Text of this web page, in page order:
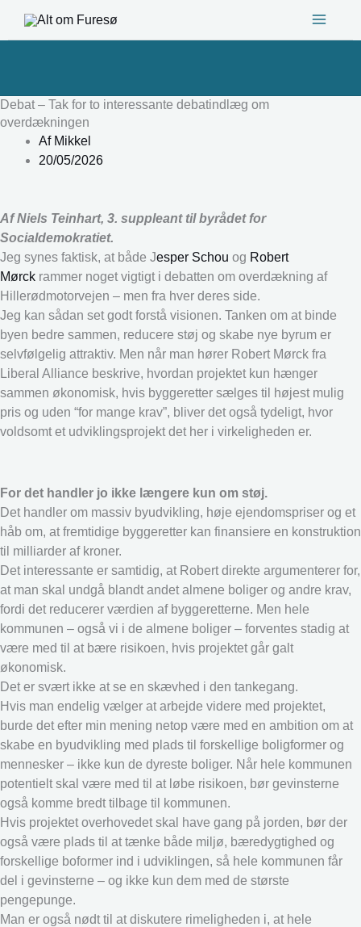
Debat – Tak for to interessante debatindlæg om
overdækningen
AfMikkel
20/05/2026
Af Niels Teinhart, 3. suppleant til byrådet for
Socialdemokratiet.
Jeg synes faktisk, at både Jesper Schou og Robert
Mørck rammer noget vigtigt i debatten om overdækning af
Hillerødmotorvejen – men fra hver deres side.
Jeg kan sådan set godt forstå visionen. Tanken om at binde
byen bedre sammen, reducere støj og skabe nye byrum er
selvfølgelig attraktiv. Men når man hører Robert Mørck fra
Liberal Alliance beskrive, hvordan projektet kun hænger
sammen økonomisk, hvis byggeretter sælges til højest mulig
pris og uden “for mange krav”, bliver det også tydeligt, hvor
voldsomt et udviklingsprojekt det her i virkeligheden er.
For det handler jo ikke længere kun om støj.
Det handler om massiv byudvikling, høje ejendomspriser og et
håb om, at fremtidige byggeretter kan finansiere en konstruktion
til milliarder af kroner.
Det interessante er samtidig, at Robert direkte argumenterer for,
at man skal undgå blandt andet almene boliger og andre krav,
fordi det reducerer værdien af byggeretterne. Men hele
kommunen – også vi i de almene boliger – forventes stadig at
være med til at bære risikoen, hvis projektet går galt
økonomisk.
Det er svært ikke at se en skævhed i den tankegang.
Hvis man endelig vælger at arbejde videre med projektet,
burde det efter min mening netop være med en ambition om at
skabe en byudvikling med plads til forskellige boligformer og
mennesker – ikke kun de dyreste boliger. Når hele kommunen
potentielt skal være med til at løbe risikoen, bør gevinsterne
også komme bredt tilbage til kommunen.
Hvis projektet overhovedet skal have gang på jorden, bør der
også være plads til at tænke både miljø, bæredygtighed og
forskellige boformer ind i udviklingen, så hele kommunen får
del i gevinsterne – og ikke kun dem med de største
pengepunge.
Man er også nødt til at diskutere rimeligheden i, at hele